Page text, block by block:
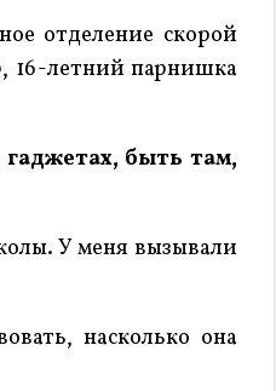
отделение скорой
16-летний парнишка
гаджетах, быть там,
У меня вызывали
насколько она